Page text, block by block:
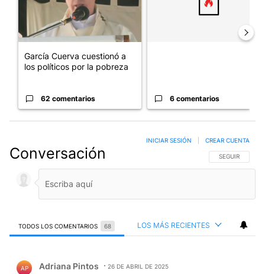
García Cuerva cuestionó a
los políticos por la pobreza
62 comentarios 6 comentarios
Conversación SIGA ESTA
SEGUIR
INICIAR SESIÓN CREAR CUENTA
TODOS LOS COMENTARIOS 68 LOS MÁS RECIENTES
AP Adriana Pintos 26 DE ABRIL DE 2025